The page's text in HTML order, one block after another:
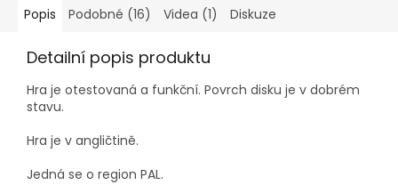
Popis Podobné (16) Videa (1) Diskuze
Detailní popis produktu
Hra je otestovaná a funkční. Povrch disku je v dobrém
stavu.
Hra je v angličtině.
Jedná se o region PAL.